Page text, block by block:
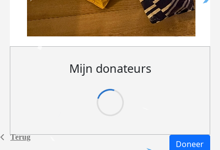
Terug
Mijn donateurs
Doneer